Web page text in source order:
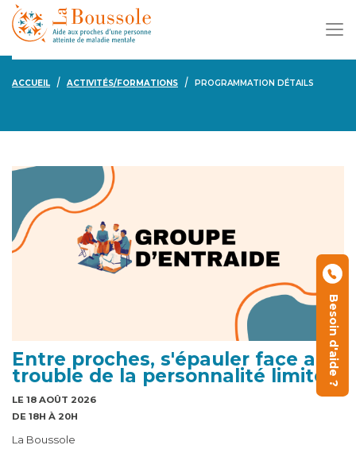
Besoin d'aide ?
ACCUEIL ACTIVITÉS/FORMATIONS PROGRAMMATION DÉTAILS
Entre proches, s'épauler face au
trouble de la personnalité limite
LE 18 AOÛT 2026
DE 18H À 20H
La Boussole